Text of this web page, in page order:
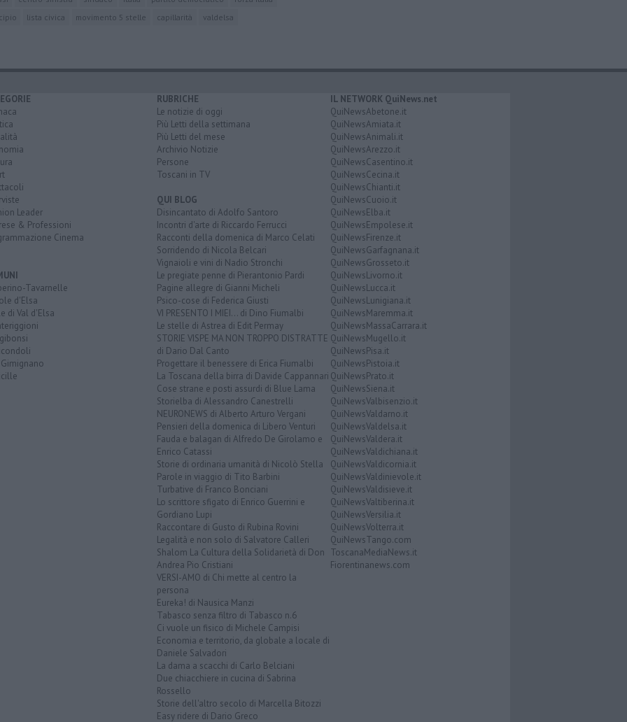
lista civica movimento 5 stelle capillarità valdelsa
Leader
& Professioni
Cinema
Tavarnelle
d'Elsa
di Val d'Elsa
Gimignano
RUBRICHE
Le notizie di oggi
Più Letti della settimana
Più Letti del mese
Archivio Notizie
Persone
Toscani in TV
QUI BLOG
Disincantato di Adolfo Santoro
Incontri d'arte di Riccardo Ferrucci
Racconti della domenica di Marco Celati
Sorridendo di Nicola Belcari
Vignaioli e vini di Nadio Stronchi
Le pregiate penne di Pierantonio Pardi
Pagine allegre di Gianni Micheli
Psico-cose di Federica Giusti
VI PRESENTO I MIEI... di Dino Fiumalbi
Le stelle di Astrea di Edit Permay
STORIE VISPE MA NON TROPPO DISTRATTE
di Dario Dal Canto
Progettare il benessere di Erica Fiumalbi
La Toscana della birra di Davide Cappannari
Cose strane e posti assurdi di Blue Lama
Storielba di Alessandro Canestrelli
NEURONEWS di Alberto Arturo Vergani
Pensieri della domenica di Libero Venturi
Fauda e balagan di Alfredo De Girolamo e
Enrico Catassi
Storie di ordinaria umanità di Nicolò Stella
Parole in viaggio di Tito Barbini
Turbative di Franco Bonciani
Lo scrittore sfigato di Enrico Guerrini e
Gordiano Lupi
Raccontare di Gusto di Rubina Rovini
Legalità e non solo di Salvatore Calleri
Shalom La Cultura della Solidarietà di Don
Andrea Pio Cristiani
VERSI-AMO di Chi mette al centro la
persona
Eureka! di Nausica Manzi
Tabasco senza filtro di Tabasco n.6
Ci vuole un fisico di Michele Campisi
Economia e territorio, da globale a locale di
Daniele Salvadori
La dama a scacchi di Carlo Belciani
Due chiacchiere in cucina di Sabrina
Rossello
Storie dell'altro secolo di Marcella Bitozzi
Easy ridere di Dario Greco
IL NETWORK QuiNews.net
QuiNewsAbetone.it
QuiNewsAmiata.it
QuiNewsAnimali.it
QuiNewsArezzo.it
QuiNewsCasentino.it
QuiNewsCecina.it
QuiNewsChianti.it
QuiNewsCuoio.it
QuiNewsElba.it
QuiNewsEmpolese.it
QuiNewsFirenze.it
QuiNewsGarfagnana.it
QuiNewsGrosseto.it
QuiNewsLivorno.it
QuiNewsLucca.it
QuiNewsLunigiana.it
QuiNewsMaremma.it
QuiNewsMassaCarrara.it
QuiNewsMugello.it
QuiNewsPisa.it
QuiNewsPistoia.it
QuiNewsPrato.it
QuiNewsSiena.it
QuiNewsValbisenzio.it
QuiNewsValdarno.it
QuiNewsValdelsa.it
QuiNewsValdera.it
QuiNewsValdichiana.it
QuiNewsValdicornia.it
QuiNewsValdinievole.it
QuiNewsValdisieve.it
QuiNewsValtiberina.it
QuiNewsVersilia.it
QuiNewsVolterra.it
QuiNewsTango.com
ToscanaMediaNews.it
Fiorentinanews.com